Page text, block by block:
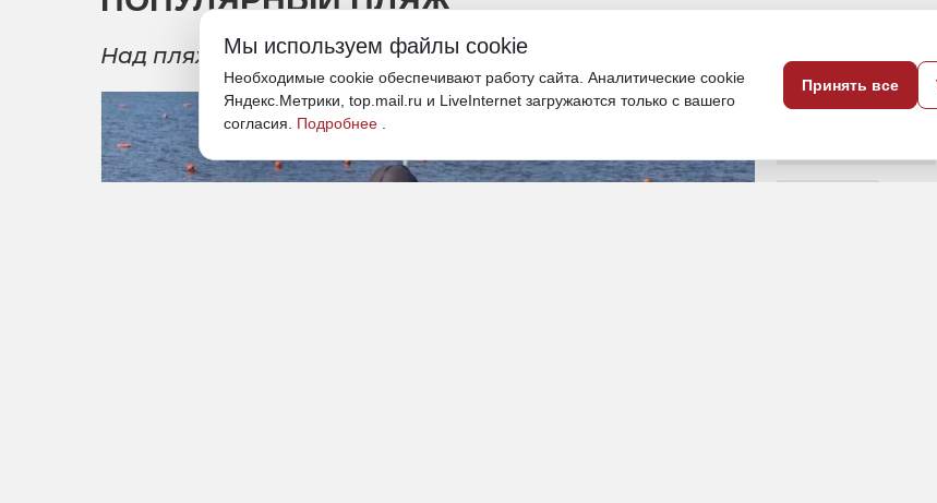
Над пляжем «Пограничный» поднят черный шар
12 июня, 17:44
Мы используем файлы cookie
Необходимые cookie обеспечивают работу сайта. Аналитические cookie
Яндекс.Метрики, top.mail.ru и LiveInternet загружаются только с вашего
согласия. Подробнее
Принять все